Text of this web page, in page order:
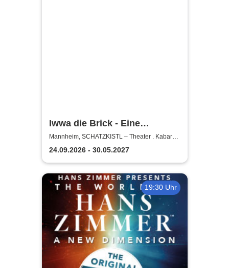
Iwwa die Brick - Eine
Hommage
Mannheim, SCHATZKISTL – Theater . Kabarett
. Club - Im Leonardo Royal Mannheim
24.09.2026 - 30.05.2027
19:30 Uhr